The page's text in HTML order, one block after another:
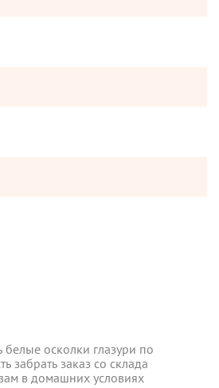
осколки глазури по
заказ со склада
вторник и четверг. Отправка
осколки глазури по
забрать заказ со склада
в домашних условиях